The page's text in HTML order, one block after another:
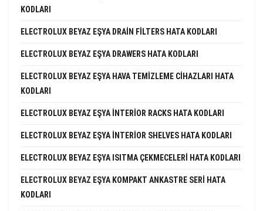
KODLARI
ELECTROLUX BEYAZ EŞYA DRAIN FILTERS HATA KODLARI
ELECTROLUX BEYAZ EŞYA DRAWERS HATA KODLARI
ELECTROLUX BEYAZ EŞYA HAVA TEMIZLEME CIHAZLARI HATA
KODLARI
ELECTROLUX BEYAZ EŞYA INTERIOR RACKS HATA KODLARI
ELECTROLUX BEYAZ EŞYA INTERIOR SHELVES HATA KODLARI
ELECTROLUX BEYAZ EŞYA ISITMA ÇEKMECELERI HATA KODLARI
ELECTROLUX BEYAZ EŞYA KOMPAKT ANKASTRE SERI HATA
KODLARI